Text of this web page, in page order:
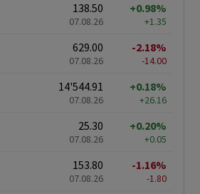
138.50
07.08.26
+0.98%
+1.35
629.00
07.08.26
-2.18%
-14.00
14'544.91
07.08.26
+0.18%
+26.16
25.30
07.08.26
+0.20%
+0.05
153.80
07.08.26
-1.16%
-1.80